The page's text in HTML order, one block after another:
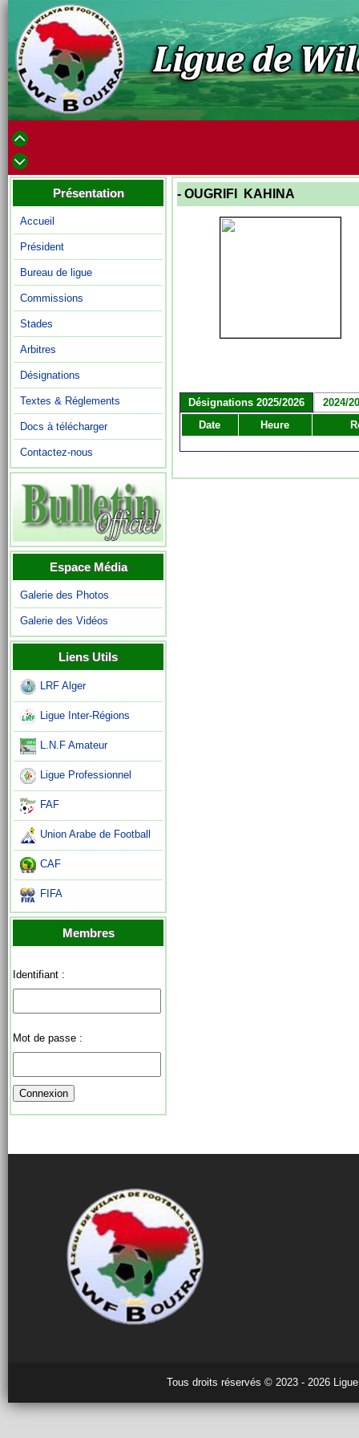
Présentation
Accueil
Président
Bureau de ligue
Commissions
Stades
Arbitres
Désignations
Textes & Réglements
Docs à télécharger
Contactez-nous
Espace Média
Galerie des Photos
Galerie des Vidéos
Liens Utils
LRF Alger
Ligue Inter-Régions
L.N.F Amateur
Ligue Professionnel
FAF
Union Arabe de Football
CAF
FIFA
Membres
Identifiant :
Mot de passe :
- OUGRIFI KAHINA
Désignations 2025/2026
2024/
Date
Heure
Tous droits réservés © 2023 - 2026